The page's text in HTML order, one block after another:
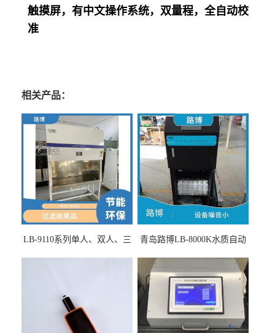
触摸屏，有中文操作系统，双量程，全自动校
准
相关产品：
LB-9110系列单人、双人、三
青岛路博LB-8000K水质自动